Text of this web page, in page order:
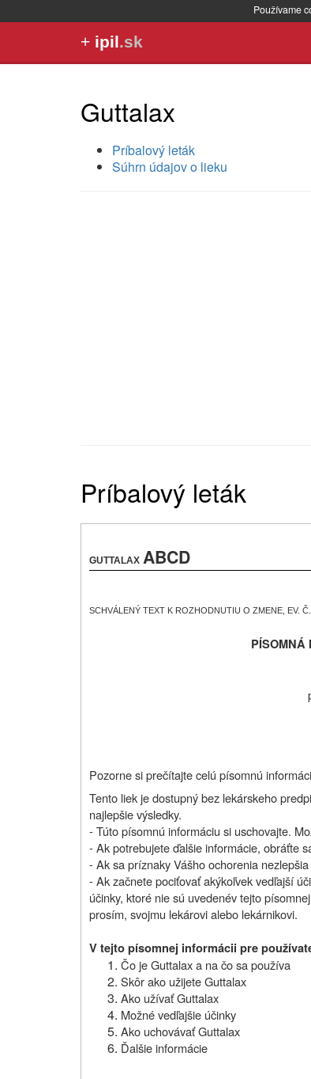
Používame
+ ipil.sk
Guttalax
Príbalový leták
Súhrn údajov o lieku
Príbalový leták
GUTTALAX ABCD
SCHVÁLENÝ TEXT K ROZHODNUTIU O ZMENE, EV.
PÍSOMNÁ
Pozorne si prečítajte celú písomnú
Tento liek je dostupný bez lekárskeho
najlepšie výsledky.
- Túto písomnú informáciu si uschovajte.
- Ak potrebujete ďalšie informácie, obráťte
- Ak sa príznaky Vášho ochorenia
- Ak začnete pociťovať akýkoľvek vedľajší
účinky, ktoré nie sú uvedenév tejto
prosím, svojmu lekárovi alebo lekárnikovi.
V tejto písomnej informácii pre
Čo je Guttalax a na čo sa používa
Skôr ako užijete Guttalax
Ako užívať Guttalax
Možné vedľajšie účinky
Ako uchovávať Guttalax
Ďalšie informácie